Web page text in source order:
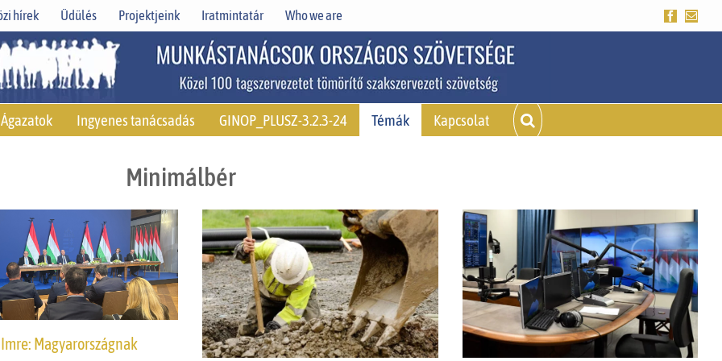
hírek Üdülés Projektjeink Iratmintatár Who we are Facebook
Ágazatok Ingyenes tanácsadás GINOP_PLUSZ-3.2.3-24 Témák Kapcsolat
Minimálbér
Magyarországnak